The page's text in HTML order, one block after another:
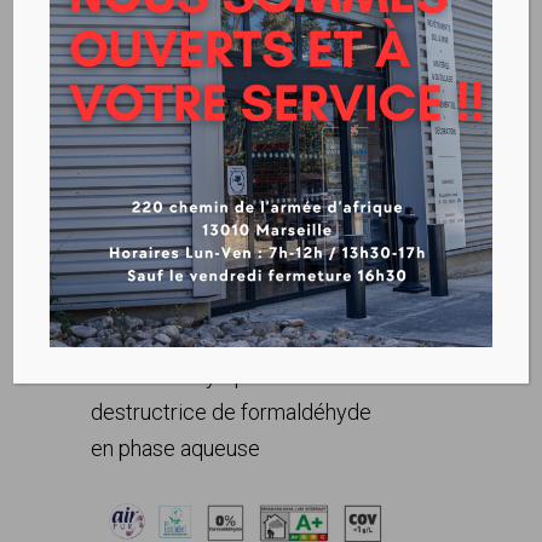
LUC’O VELOURS PREMIUM
Télécharger la fiche technique
destructrice de formaldéhyde
en phase aqueuse